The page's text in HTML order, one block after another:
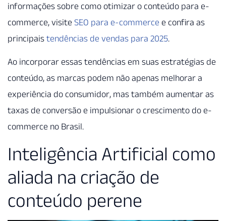
informações sobre como otimizar o conteúdo para e-
commerce, visite SEO para e-commerce e confira as
principais tendências de vendas para 2025.
Ao incorporar essas tendências em suas estratégias de
conteúdo, as marcas podem não apenas melhorar a
experiência do consumidor, mas também aumentar as
taxas de conversão e impulsionar o crescimento do e-
commerce no Brasil.
Inteligência Artificial como
aliada na criação de
conteúdo perene